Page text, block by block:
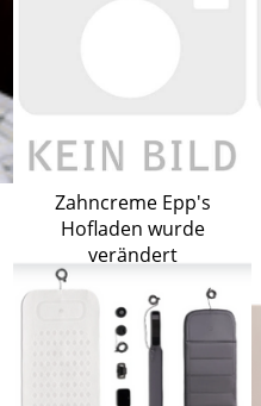
Zahncreme Epp's
Hofladen wurde
verändert